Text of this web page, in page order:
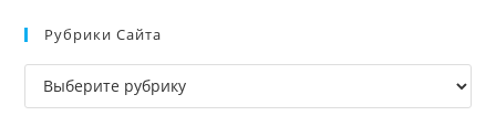
Рубрики Сайта
Рубрики
сайта